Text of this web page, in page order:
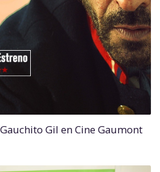
Gil en Cine Gaumont